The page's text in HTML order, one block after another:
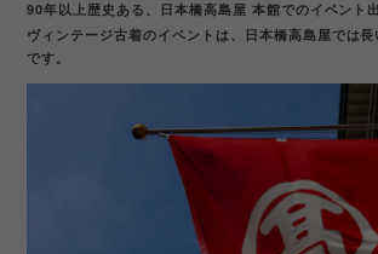
90年以上歴史ある、日本橋高島屋 本館でのイベント出
ヴィンテージ古着のイベントは、日本橋高島屋では
です。